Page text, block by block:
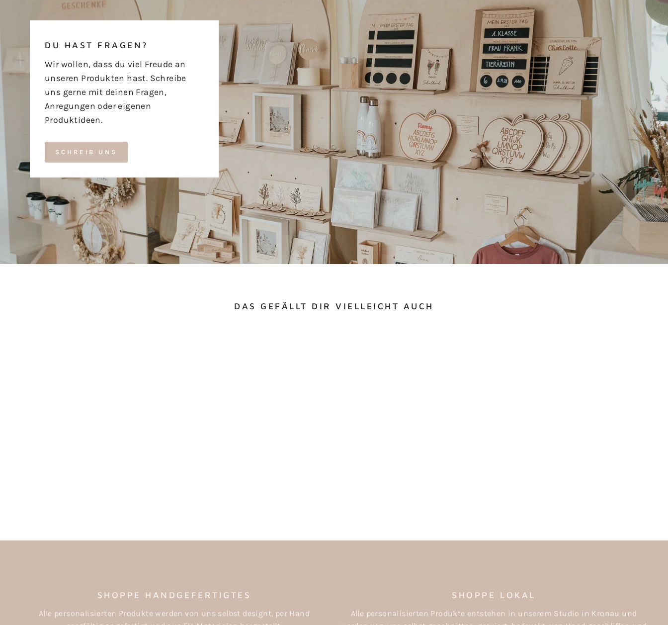
DU HAST FRAGEN?
Wir wollen, dass du viel Freude an
unseren Produkten hast. Schreibe
uns gerne mit deinen Fragen,
Anregungen oder eigenen
Produktideen.
SCHREIB UNS
DAS GEFÄLLT DIR VIELLEICHT AUCH
SHOPPE HANDGEFERTIGTES
Alle personalisierten Produkte werden von uns selbst designt, per Hand
SHOPPE LOKAL
Alle personalisierten Produkte entstehen in unserem Studio in Kronau und